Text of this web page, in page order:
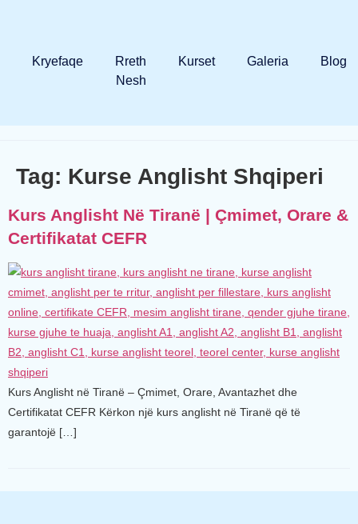
Kryefaqe
Rreth
Nesh
Kurset Galeria Blog
Tag: Kurse Anglisht Shqiperi
Kurs Anglisht Në Tiranë | Çmimet, Orare &
Certifikatat CEFR
Kurs Anglisht në Tiranë – Çmimet, Orare, Avantazhet dhe
Certifikatat CEFR Kërkon një kurs anglisht në Tiranë që të
garantojë […]